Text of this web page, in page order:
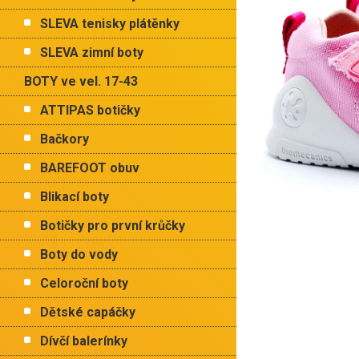
n
l
SLEVA tenisky plátěnky
SLEVA zimní boty
BOTY ve vel. 17-43
ATTIPAS botičky
Bačkory
BAREFOOT obuv
Blikací boty
Botičky pro první krůčky
Boty do vody
Celoroční boty
Dětské capáčky
Dívčí balerínky